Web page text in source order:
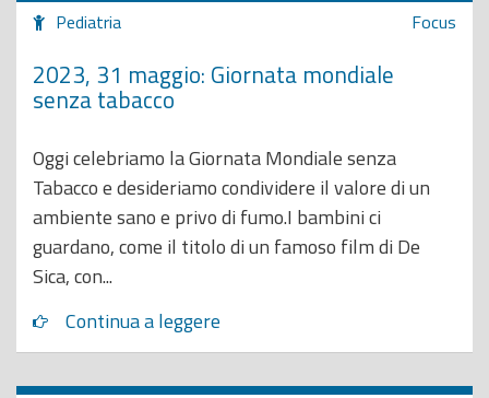
Pediatria Focus
2023, 31 maggio: Giornata mondiale
senza tabacco
Oggi celebriamo la Giornata Mondiale senza
Tabacco e desideriamo condividere il valore di un
ambiente sano e privo di fumo.I bambini ci
guardano, come il titolo di un famoso film di De
Sica, con...
Continua a leggere